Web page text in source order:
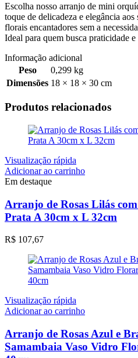
Escolha nosso arranjo de mini
toque de delicadeza e elegância
florais encantadores sem a
Ideal para quem busca praticidade
Informação adicional
Peso
0,299 kg
Dimensões 18 × 18 × 30 cm
Produtos relacionados
Visualização rápida
Adicionar ao carrinho
Em destaque
Arranjo de Rosas Lilás com
Prata A 30cm x L 32cm
R$ 107,67
Visualização rápida
Adicionar ao carrinho
Arranjo de Rosas Azul e
Samambaia Vaso Vidro